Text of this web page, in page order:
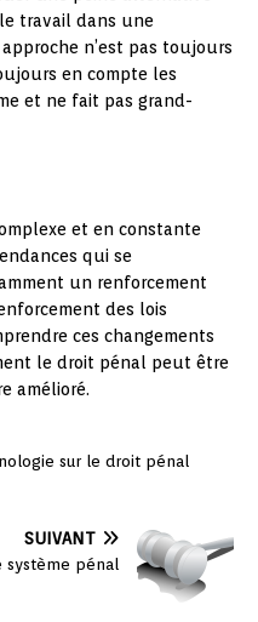
travail dans une
n’est pas toujours
en compte les
et ne fait pas grand-
et en constante
qui se
un renforcement
des lois
ces changements
le droit pénal peut être
amélioré.
sur le droit pénal
SUIVANT
système pénal